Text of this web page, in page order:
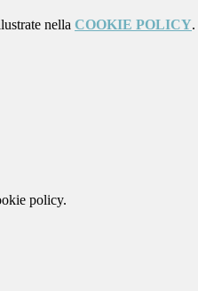
nella COOKIE POLICY.
policy.